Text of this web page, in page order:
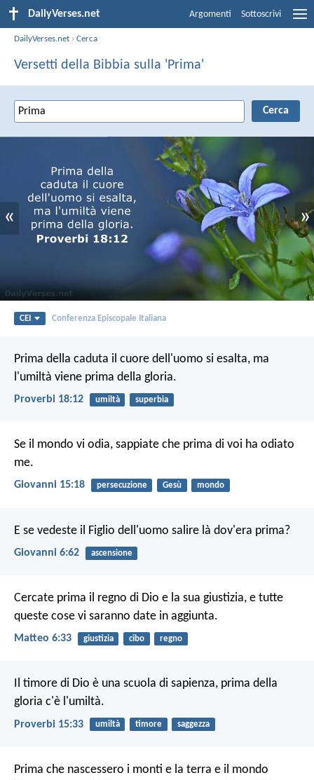
DailyVerses.net Argomenti Sottoscrivi
DailyVerses.net ›Cerca
Versetti della Bibbia sulla 'Prima'
« »
CEI Conferenza Episcopale Italiana
Prima della caduta il cuore dell'uomo si esalta, ma
l'umiltà viene prima della gloria.
Proverbi 18:12 umiltà superbia
Se il mondo vi odia, sappiate che prima di voi ha odiato
me.
Giovanni 15:18 persecuzione Gesù mondo
E se vedeste il Figlio dell'uomo salire là dov'era prima?
Giovanni 6:62 ascensione
Cercate prima il regno di Dio e la sua giustizia, e tutte
queste cose vi saranno date in aggiunta.
Matteo 6:33 giustizia cibo regno
Il timore di Dio è una scuola di sapienza, prima della
gloria c'è l'umiltà.
Proverbi 15:33 umiltà timore saggezza
Prima che nascessero i monti e la terra e il mondo